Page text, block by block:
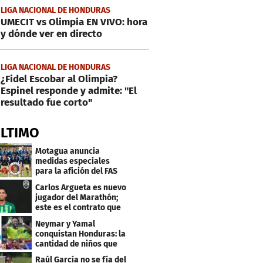
LIGA NACIONAL DE HONDURAS
UMECIT vs Olimpia EN VIVO: hora
y dónde ver en directo
LIGA NACIONAL DE HONDURAS
¿Fidel Escobar al Olimpia?
Espinel responde y admite: "El
resultado fue corto"
Motagua anuncia
medidas especiales
para la afición del FAS
de El Salvador
Carlos Argueta es nuevo
jugador del Marathón;
este es el contrato que
Neymar y Yamal
conquistan Honduras: la
cantidad de niños que
llevan sus nombres
Raúl García no se fía del